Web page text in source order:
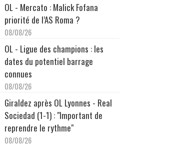
OL - Mercato : Malick Fofana
priorité de l’AS Roma ?
08/08/26
OL - Ligue des champions : les
dates du potentiel barrage
connues
08/08/26
Giraldez après OL Lyonnes - Real
Sociedad (1-1) : "Important de
reprendre le rythme"
08/08/26